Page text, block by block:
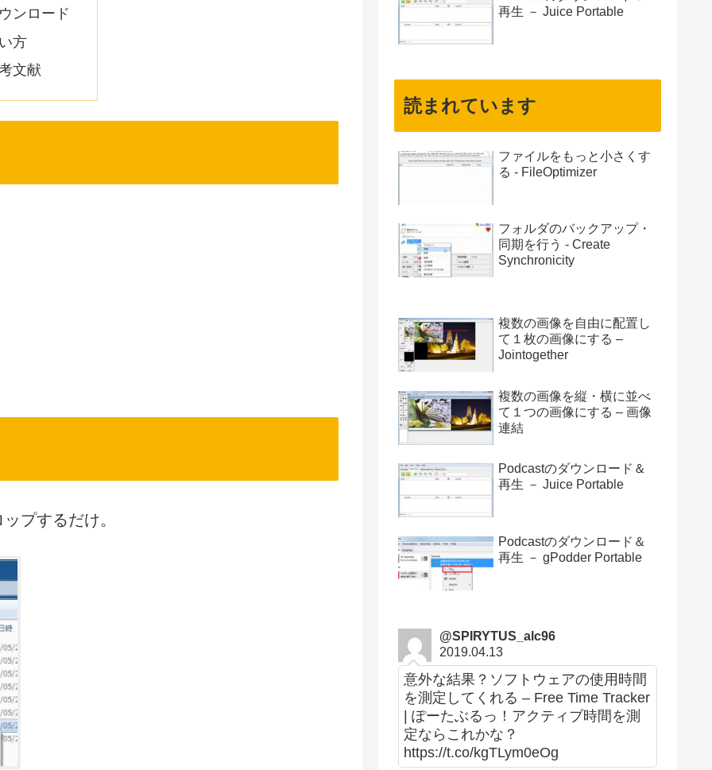
ンロード
方
文献
プするだけ。
再生 － Juice Portable
読まれています
ファイルをもっと小さくす
る - FileOptimizer
フォルダのバックアップ・
同期を行う - Create
Synchronicity
複数の画像を自由に配置し
て１枚の画像にする –
Jointogether
複数の画像を縦・横に並べ
て１つの画像にする – 画像
連結
Podcastのダウンロード＆
再生 － Juice Portable
Podcastのダウンロード＆
再生 － gPodder Portable
@SPIRYTUS_alc96
2019.04.13
意外な結果？ソフトウェアの使用時間
を測定してくれる – Free Time Tracker
| ぽーたぶるっ！アクティブ時間を測
定ならこれかな？
https://t.co/kgTLym0eOg